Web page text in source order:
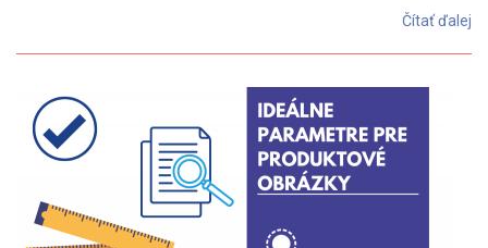
Čítať ďalej